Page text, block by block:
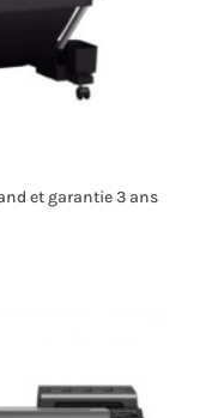
et garantie 3 ans